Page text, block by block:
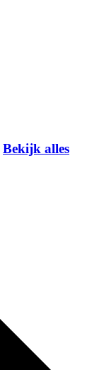
Bekijk alles